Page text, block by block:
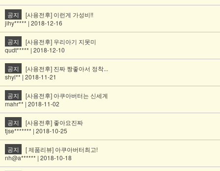
공지
[사용전후] 이런게 가성비!!
jihy***** | 2018-12-16
공지
[사용전후] 우리아기 지못미
qudt***** | 2018-12-10
공지
[사용전후] 진짜 짱좋아서 정착...
shyl** | 2018-11-21
공지
[사용전후] 아쿠아버터는 신세계
mahr** | 2018-11-02
공지
[사용전후] 좋아요진짜
tjse******* | 2018-10-25
공지
[ 제품리뷰] 아쿠아버터최고!
nh@a****** | 2018-10-18